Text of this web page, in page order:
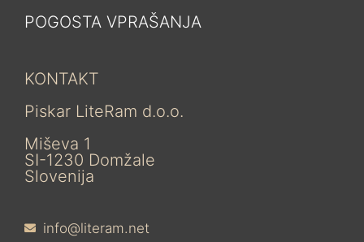
POGOSTA VPRAŠANJA
KONTAKT
Piskar LiteRam d.o.o.
Miševa 1
SI-1230 Domžale
Slovenija
info@literam.net